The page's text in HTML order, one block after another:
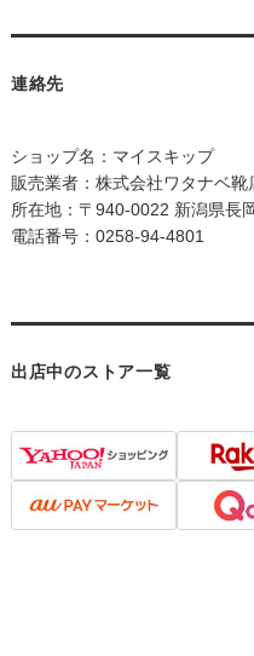
連絡先
ショップ名：マイスキップ
販売業者：株式会社ワタナベ靴
所在地：〒940-0022 新潟県長
電話番号：0258-94-4801
出店中のストア一覧